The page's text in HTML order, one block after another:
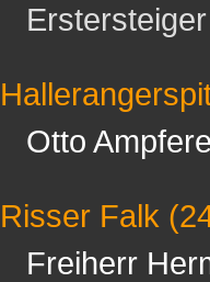
Otto
Risser Falk
Freiherr